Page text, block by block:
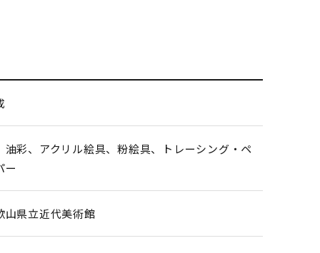
油彩、アクリル絵具、粉絵具、トレーシング・ペ
ー
山県立近代美術館